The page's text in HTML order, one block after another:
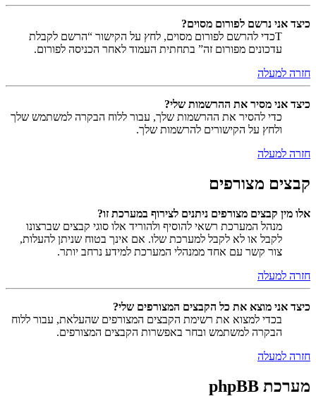
כיצד אני נרשם לפורום מסוים?
Tכדי להרשם לפורום מסוים, לחץ על הקישור “הרשם לקבלת
עדכונים מפורום זה” בתחתית העמוד לאחר הכניסה לפורום.
חזרה למעלה
כיצד אני מסיר את ההרשמות שלי?
כדי להסיר את ההרשמות שלך, עבור ללוח הבקרה למשתמש שלך
ולחץ על הקישורים להרשמות שלך.
חזרה למעלה
קבצים מצורפים
אלו מין קבצים מצורפים ניתנים לצירוף במערכת זו?
מנהל המערכת רשאי להוסיף ולהוריד אלו סוגי קבצים שברצונו
לקבל או לא לקבל למערכת שלו. אם אינך בטוח שניתן להעלות,
צור קשר עם אחד ממנהלי המערכת למידע נרחב יותר.
חזרה למעלה
כיצד אני מוצא את כל הקבצים המצורפים שלי?
בכדי למצוא את רשימת הקבצים המצורפים שהעלאת, עבור ללוח
הבקרה למשתמש ובחר באפשרות הקבצים המצורפים.
חזרה למעלה
מערכת phpBB